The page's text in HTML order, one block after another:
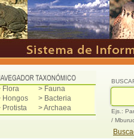
Flora
> Fauna
Hongos
> Bacteria
Protista
> Archaea
Ejs.:
/